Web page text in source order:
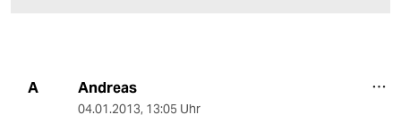
A Andreas
04.01.2013, 13:05 Uhr